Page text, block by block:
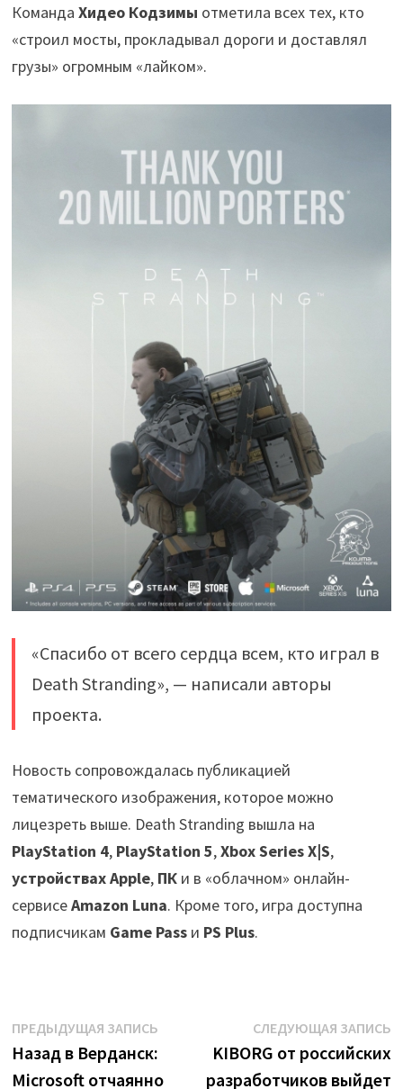
Команда Хидео Кодзимы отметила всех тех, кто
«строил мосты, прокладывал дороги и доставлял
грузы» огромным «лайком».
«Спасибо от всего сердца всем, кто играл в
Death Stranding», — написали авторы
проекта.
Новость сопровождалась публикацией
тематического изображения, которое можно
лицезреть выше. Death Stranding вышла на
PlayStation 4, PlayStation 5,Xbox Series X|S,
устройствах Apple, ПКи в «облачном» онлайн-
сервисеAmazon Luna. Кроме того, игра доступна
подписчикам Game Passи PS Plus.
Навигация
по
ПРЕДЫДУЩАЯ ЗАПИСЬПредыдущая
запись:
Назад в Верданск:
Microsoft отчаянно
СЛЕДУЮЩАЯ ЗАПИСЬ
KIBORG от российских
разработчиков выйдет